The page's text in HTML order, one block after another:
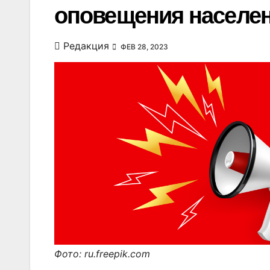
оповещения
Редакция ФЕВ 28, 2023
Фото: ru.freepik.com